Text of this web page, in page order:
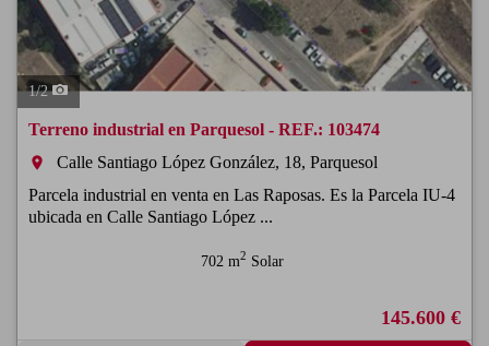
1/2
Terreno industrial en Parquesol - REF.: 103474
room
Calle Santiago López González, 18, Parquesol
Parcela industrial en venta en Las Raposas. Es la Parcela IU-4
ubicada en Calle Santiago López ...
702 m2 Solar
145.600 €